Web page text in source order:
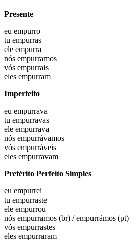
Presente
eu empurro
tu empurras
ele empurra
nós empurramos
vós empurrais
eles empurram
Imperfeito
eu empurrava
tu empurravas
ele empurrava
nós empurrávamos
vós empurráveis
eles empurravam
Pretérito Perfeito Simples
eu empurrei
tu empurraste
ele empurrou
nós empurramos (br) / empurrámos (pt)
vós empurrastes
eles empurraram